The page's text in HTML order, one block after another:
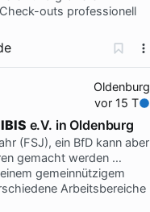
outs professionell
Oldenburg
vor 15 T
IBIS e.V. in Oldenburg
(FSJ), ein BfD kann aber
gemacht werden …
gemeinnützigem
Arbeitsbereiche